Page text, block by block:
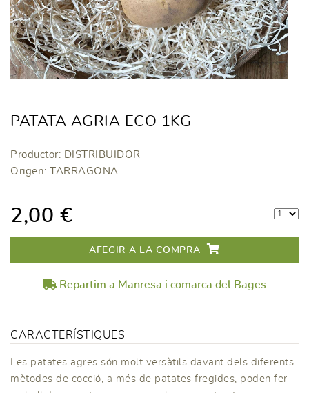
PATATA AGRIA ECO 1KG
Productor: DISTRIBUIDOR
Origen: TARRAGONA
2,00 €
AFEGIR A LA COMPRA
Repartim a Manresa i comarca del Bages
CARACTERÍSTIQUES
Les patates agres són molt versàtils davant dels diferents
mètodes de cocció, a més de patates fregides, poden fer-